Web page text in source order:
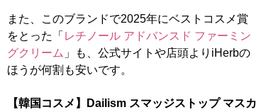
また、このブランドで2025年にベストコスメ賞
をとった「 レチノール アドバンスド ファーミン
グクリーム 」も、公式サイトや店頭よりiHerbの
ほうが何割も安いです。
【韓国コスメ】Dailism スマッジストップ マスカ